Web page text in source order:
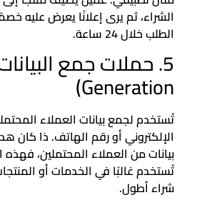
الشراء، ثم يرى إعلانًا يعرض عليه
الطلب خلال 24 ساعة.
Generation)
تُستخدم لجمع بيانات العملاء
الإلكتروني أو رقم الهاتف. ذا كان
بيانات من العملاء المحتملين، فهذه
تُستخدم غالبًا في الخدمات أو
شراء أطول.